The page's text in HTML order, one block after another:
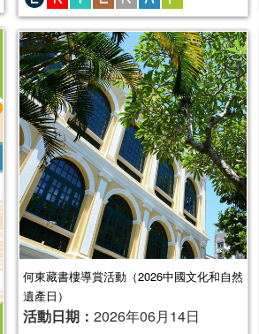
何東藏書樓導賞活動（2026中國文化和自然
遺產日）
活動日期： 2026年06月14日